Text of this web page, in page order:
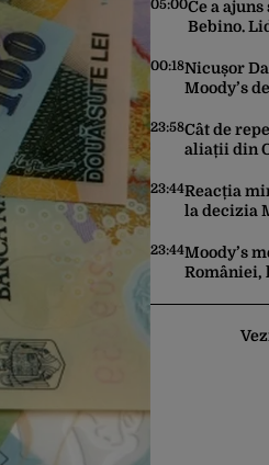
05:00Ce a
Bebino.
00:18Nicușor
Moody’s
23:58Cât de
aliații din
23:44Reacția
la decizia
„Este un
motiv de
23:44Moody’s
României,